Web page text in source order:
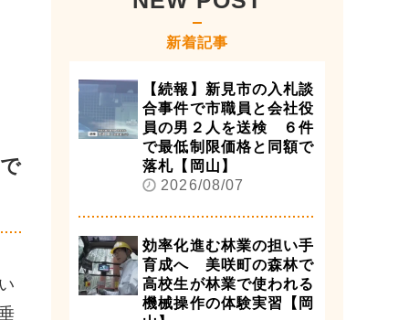
新着記事
【続報】新見市の入札談
合事件で市職員と会社役
員の男２人を送検 ６件
で最低制限価格と同額で
落札【岡山】
2026/08/07
効率化進む林業の担い手
育成へ 美咲町の森林で
高校生が林業で使われる
機械操作の体験実習【岡